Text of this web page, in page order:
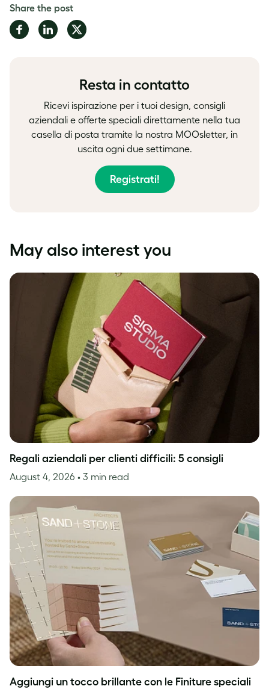
Share the post
Share Share Share
Resta in contatto
Ricevi ispirazione per i tuoi design, consigli
aziendali e offerte speciali direttamente nella tua
casella di posta tramite la nostra MOOsletter, in
uscita ogni due settimane.
Registrati!
May also interest you
Regali aziendali per clienti difficili: 5 consigli
August 4, 2026 • 3 min read
Aggiungi un tocco brillante con le Finiture speciali